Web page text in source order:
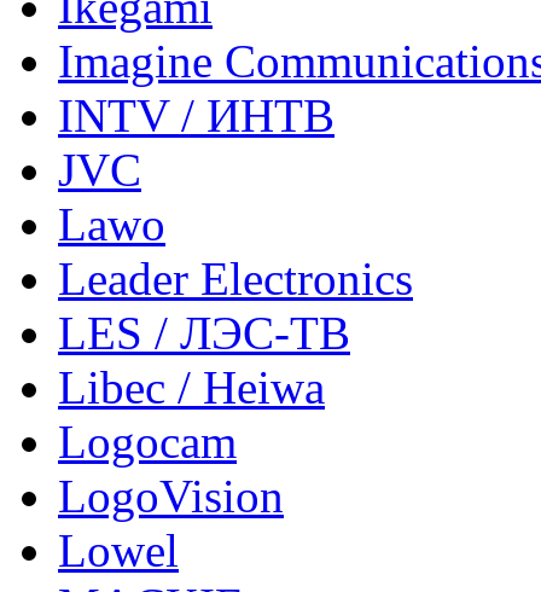
Imagine
INTV / ИНТВ
JVC
Lawo
Leader Electronics
LES / ЛЭС-ТВ
Libec / Heiwa
Logocam
LogoVision
Lowel